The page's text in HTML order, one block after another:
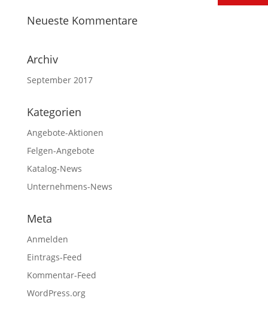
Neueste Kommentare
Archiv
September 2017
Kategorien
Angebote-Aktionen
Felgen-Angebote
Katalog-News
Unternehmens-News
Meta
Anmelden
Eintrags-Feed
Kommentar-Feed
WordPress.org